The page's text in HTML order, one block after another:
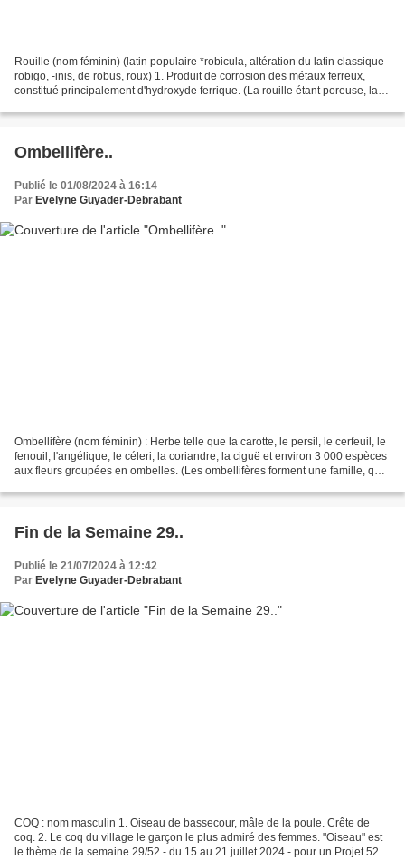
Rouille (nom féminin) (latin populaire *robicula, altération du latin classique
robigo, -inis, de robus, roux) 1. Produit de corrosion des métaux ferreux,
constitué principalement d'hydroxyde ferrique. (La rouille étant poreuse, la
Ombellifère..
Publié le 01/08/2024 à 16:14
Par Evelyne Guyader-Debrabant
Ombellifère (nom féminin) : Herbe telle que la carotte, le persil, le cerfeuil, le
fenouil, l'angélique, le céleri, la coriandre, la ciguë et environ 3 000 espèces
aux fleurs groupées en ombelles. (Les ombellifères forment une famille, qui,
Fin de la Semaine 29..
Publié le 21/07/2024 à 12:42
Par Evelyne Guyader-Debrabant
COQ : nom masculin 1. Oiseau de bassecour, mâle de la poule. Crête de
coq. 2. Le coq du village le garçon le plus admiré des femmes. "Oiseau" est
le thème de la semaine 29/52 - du 15 au 21 juillet 2024 - pour un Projet 52,